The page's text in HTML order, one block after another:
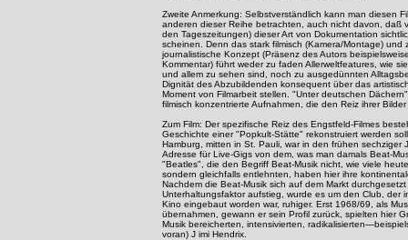
Zweite Anmerkung: Selbstverständlich kann man diesen
anderen dieser Reihe betrachten, auch nicht davon, daß
den Tageszeitungen) dieser Art von Dokumentation
scheinen. Denn das stark filmisch (Kamera/Montage) und
journalistische Konzept (Präsenz des Autors
Kommentar) führt weder zu faden Allerweltfeatures, wie
und allem zu sehen sind, noch zu ausgedünnten
Dignität des Abzubildenden konsequent über das
Moment von Filmarbeit stellen. "Unter deutschen
filmisch konzentrierte Aufnahmen, die den Reiz ihrer
Zum Film: Der spezifische Reiz des Engstfeld-Filmes
Geschichte einer "Popkult-Stätte" rekonstruiert werden
Hamburg, mitten in St. Pauli, war in den frühen sechziger
Adresse für Live-Gigs von dem, was man damals Beat-
"Beatles", die den Begriff Beat-Musik nicht, wie viele
sondern gleichfalls entlehnten, haben hier ihre
Nachdem die Beat-Musik sich auf dem Markt
Unterhaltungsfaktor aufstieg, wurde es um den Club, der
Kino eingebaut worden war, ruhiger. Erst 1968/69, als
übernahmen, gewann er sein Profil zurück, spielten hier
Musik bereicherten, intensivierten,
voran) J imi Hendrix.